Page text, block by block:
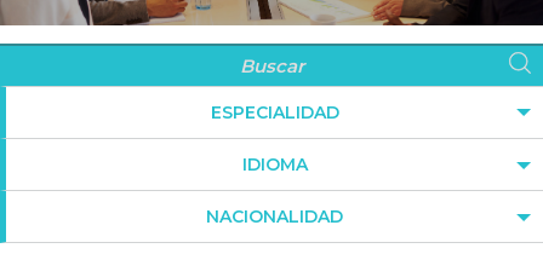
ESPECIALIDAD
IDIOMA
NACIONALIDAD